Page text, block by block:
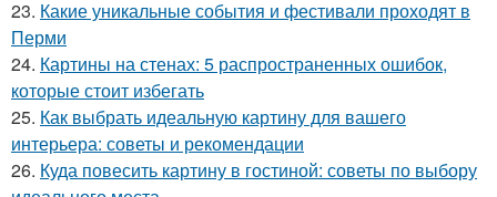
23. Какие уникальные события и фестивали проходят в
Перми
24. Картины на стенах: 5 распространенных ошибок,
которые стоит избегать
25. Как выбрать идеальную картину для вашего
интерьера: советы и рекомендации
26. Куда повесить картину в гостиной: советы по выбору